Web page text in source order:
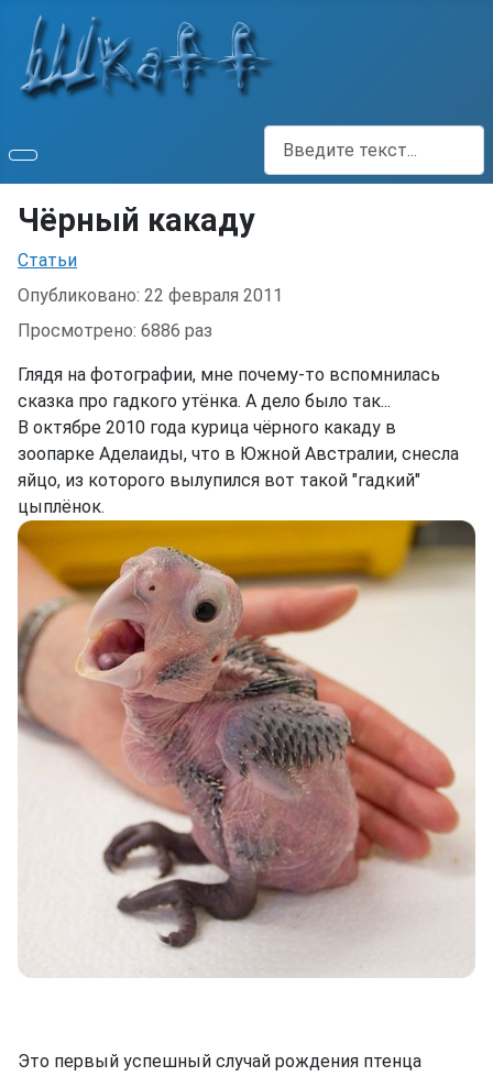
Поиск
Чёрный какаду
Информация о материале
Статьи
Опубликовано: 22 февраля 2011
Просмотрено: 6886 раз
Глядя на фотографии, мне почему-то вспомнилась
сказка про гадкого утёнка. А дело было так...
В октябре 2010 года курица чёрного какаду в
зоопарке Аделаиды, что в Южной Австралии, снесла
яйцо, из которого вылупился вот такой "гадкий"
цыплёнок.
Это первый успешный случай рождения птенца